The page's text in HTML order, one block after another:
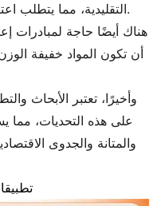
التقليدية، مما يتطلب اعتبارات خاصة خلال مرحلة التصميم.
هناك أيضًا حاجة لمبادرات
أن تكون المواد خفيفة
وأخيرًا، تعتبر الأبحاث
على هذه التحديات، مما
والمتانة والجدوى